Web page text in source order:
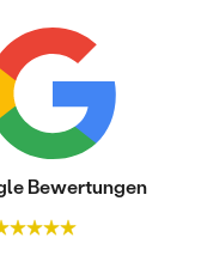
Bewertungen